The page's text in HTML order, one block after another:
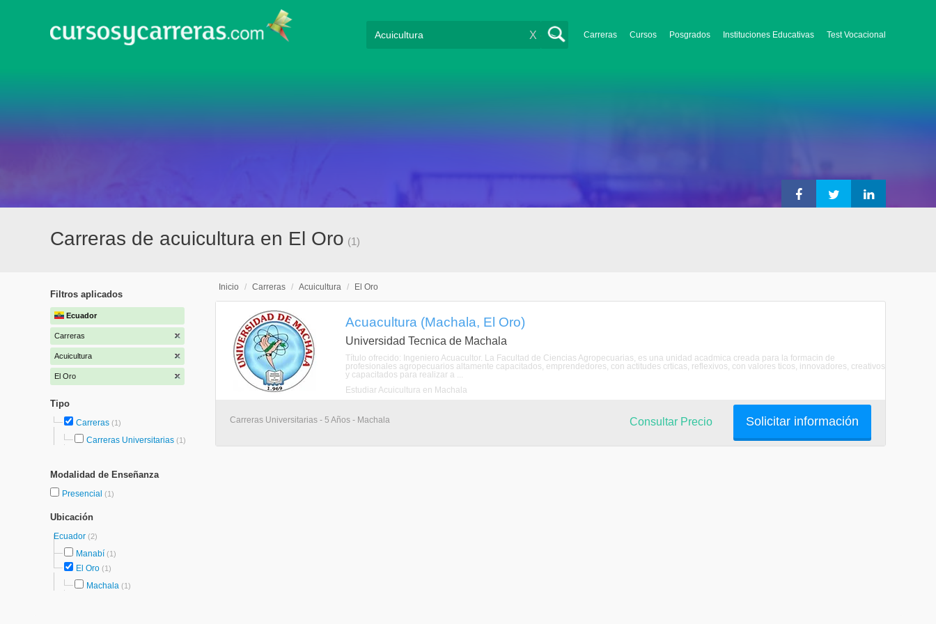
Carreras Cursos Posgrados Instituciones Educativas Test Vocacional
X
Carreras de acuicultura en El Oro (1)
Filtros aplicados
Ecuador
Carreras
Acuicultura
El Oro
Tipo
Carreras (1)
Carreras Universitarias (1)
Modalidad de Enseñanza
Presencial (1)
Ubicación
Ecuador (2)
Manabí (1)
El Oro (1)
Machala (1)
Inicio / Carreras / Acuicultura / El Oro
Acuacultura (Machala, El Oro)
Universidad Tecnica de Machala
Título ofrecido: Ingeniero Acuacultor. La Facultad de Ciencias Agropecuarias, es una unidad acadmica creada para la formacin de
profesionales agropecuarios altamente capacitados, emprendedores, con actitudes crticas, reflexivos, con valores ticos, innovadores, creativos
y capacitados para realizar a ...
Estudiar Acuicultura en Machala
Carreras Universitarias - 5 Años - Machala Solicitar información
Consultar Precio